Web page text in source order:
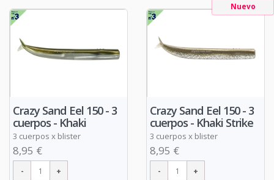
Crazy Sand Eel 150 - 3
cuerpos - Khaki
3 cuerpos x blister
8,95 €
Nuevo
Crazy Sand Eel 150 - 3
cuerpos - Khaki Strike
3 cuerpos x blister
8,95 €